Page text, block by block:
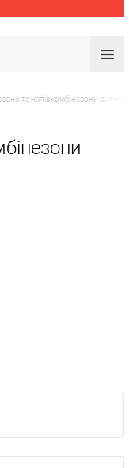
повинні бути
зайве тепло, щоб не
Вони добре
реакцій
тканини, що
блискавкою.
від сильного вітру.
дозволяє змінювати
тіло і не дають
та напівкомбінезони дитячі